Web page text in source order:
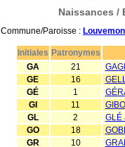
Naissances /
Commune/Paroisse :
Initiales Patronymes
GA
21
GE
16
GÉ
1
GI
11
GL
2
GLÉ
GO
18
GR
10